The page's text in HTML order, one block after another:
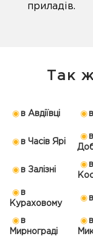
приладів.
Так
в Авдіївці
в Часів Ярі
в
в Залізні
в
в
Кураховому
в
Мирнограді
в